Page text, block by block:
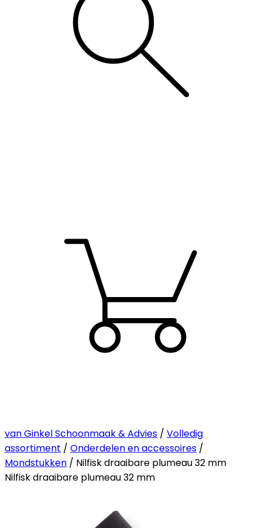
van Ginkel Schoonmaak & Advies / Volledig
assortiment / Onderdelen en accessoires /
Mondstukken / Nilfisk draaibare plumeau 32 mm
Nilfisk draaibare plumeau 32 mm